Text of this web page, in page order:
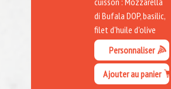
di Bufala DOP, basilic,
filet d'huile d'olive
Personnaliser
Ajouter au panier